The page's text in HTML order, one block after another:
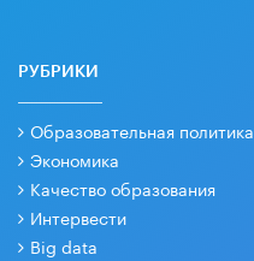
РУБРИКИ
Образовательная политика
Экономика
Качество образования
Интервести
Big data